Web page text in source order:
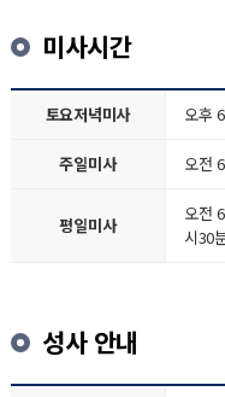
미사시간
토요저녁미사 오후
주일미사 오전
평일미사
오전
시30
성사 안내